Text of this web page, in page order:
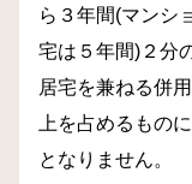
ら３年間(マンシ
宅は５年間)２分
居宅を兼ねる併
上を占めるもの
となりません。